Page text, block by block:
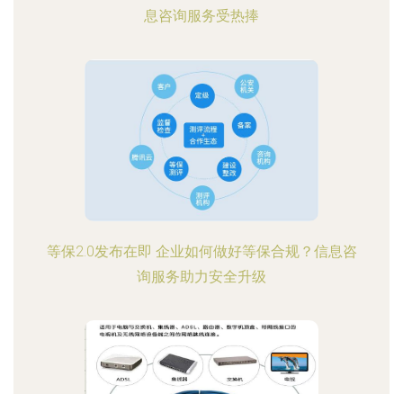
息咨询服务受热捧
等保2.0发布在即 企业如何做好等保合规？信息咨
询服务助力安全升级